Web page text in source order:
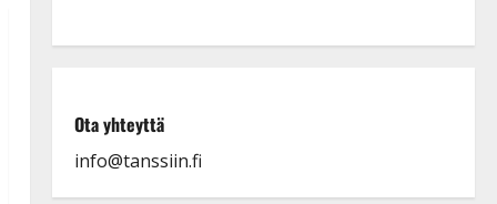
Ota yhteyttä
info@tanssiin.fi